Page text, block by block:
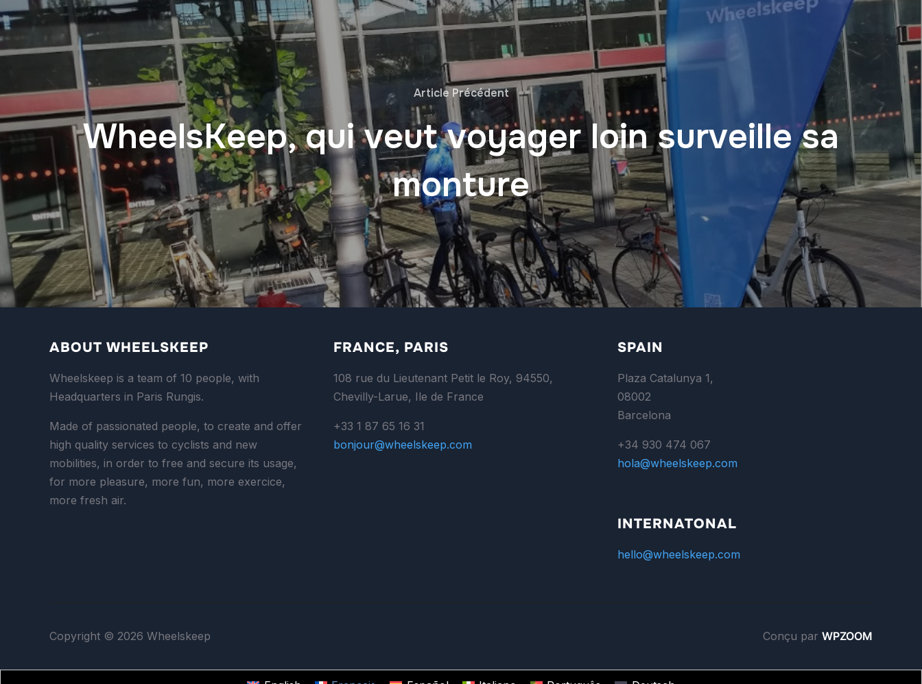
Article Précédent
WheelsKeep, qui veut voyager loin surveille sa
monture
ABOUT WHEELSKEEP
Wheelskeep is a team of 10 people, with
Headquarters in Paris Rungis.
Made of passionated people, to create and offer
high quality services to cyclists and new
mobilities, in order to free and secure its usage,
for more pleasure, more fun, more exercice,
more fresh air.
FRANCE, PARIS
108 rue du Lieutenant Petit le Roy, 94550,
Chevilly-Larue, Ile de France
+33 1 87 65 16 31
bonjour@wheelskeep.com
SPAIN
Plaza Catalunya 1,
08002
Barcelona
+34 930 474 067
hola@wheelskeep.com
INTERNATONAL
hello@wheelskeep.com
Copyright © 2026 Wheelskeep Conçu par WPZOOM